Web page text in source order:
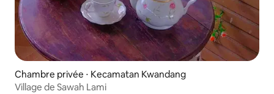
Chambre privée ⋅ Kecamatan Kwandang
Village de Sawah Lami